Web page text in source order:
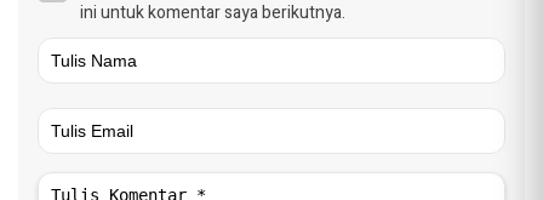
ini untuk komentar saya berikutnya.